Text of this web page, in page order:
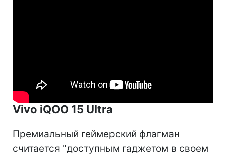
Vivo iQOO 15 Ultra
Премиальный геймерский флагман
считается "доступным гаджетом в своем